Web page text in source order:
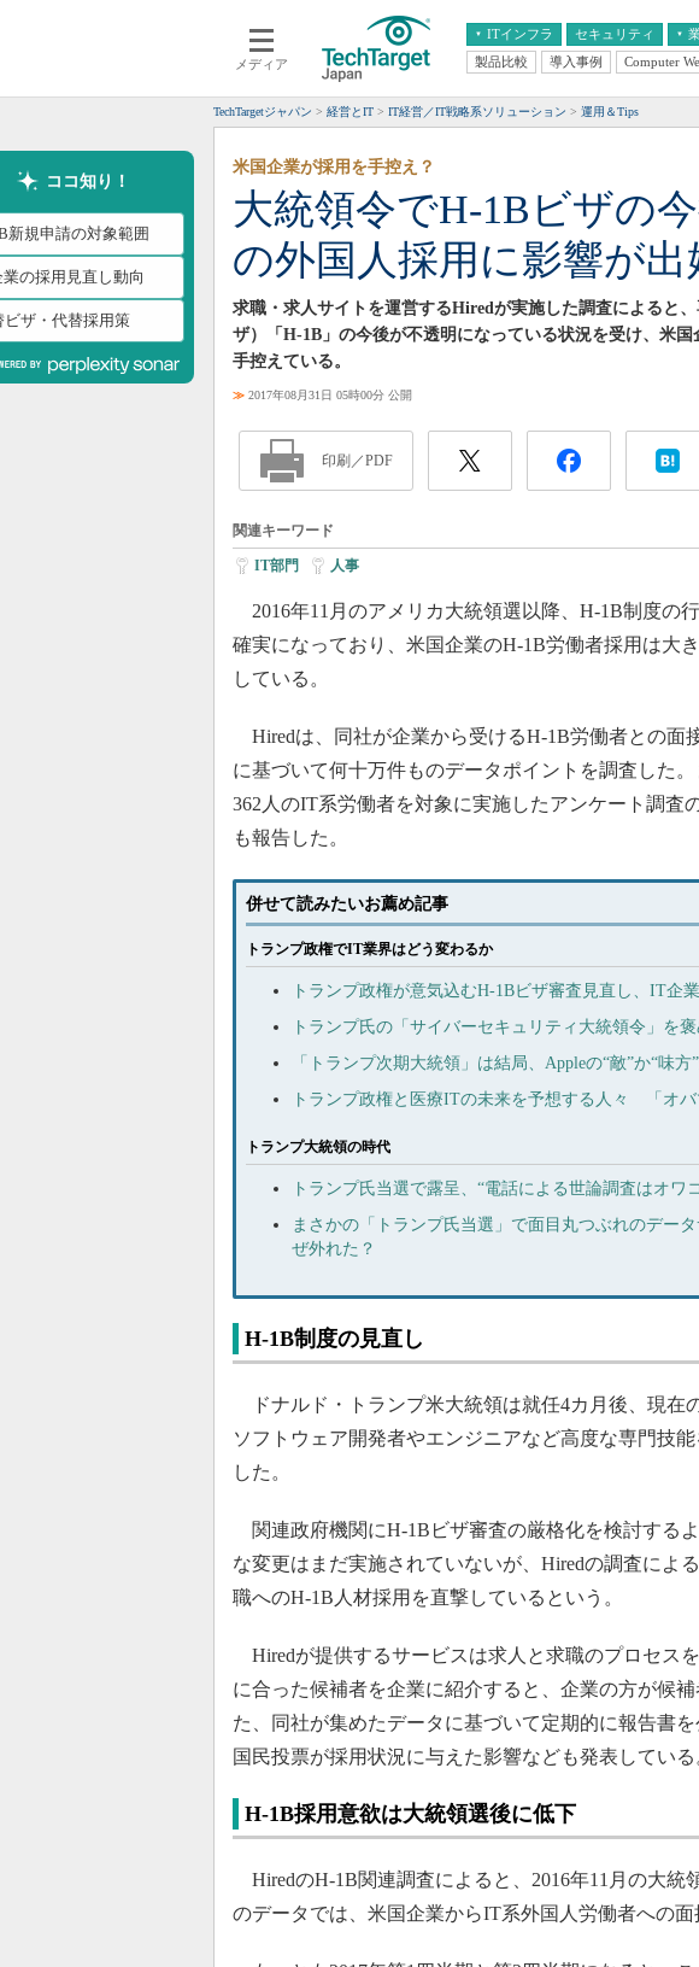
メディア
ITインフラ
クラウド
スマートモバイル
ネットワーク
システム運用管理
セキュリティ
エンタープライズAI
ERP
情報系システム
経営とIT
製品比較 導入事例 Computer
TechTargetジャパン 経営とIT IT経営／IT戦略系ソリューション 運用＆Tips
ココ知り！
新規申請の対象範囲
の採用見直し動向
ビザ・代替採用策
大統領令でH-1Bビザの
の外国人採用に影響が出
米国企業が採用を手控え？
求職・求人サイトを運営するHiredが実施した調査によると
ザ）「H-1B」の今後が不透明になっている状況を受け、米
手控えている。
≫ 2017年08月31日 05時00分 公開
印刷／PDF
関連キーワード
IT部門 人事
2016年11月のアメリカ大統領選以降、H-1B制度の
確実になっており、米国企業のH-1B労働者採用は大
している。
Hiredは、同社が企業から受けるH-1B労働者との面
に基づいて何十万件ものデータポイントを調査した。
362人のIT系労働者を対象に実施したアンケート調査
も報告した。
併せて読みたいお薦め記事
トランプ政権でIT業界はどう変わるか
トランプ政権が意気込むH-1Bビザ審査見直し、IT企
トランプ氏の「サイバーセキュリティ大統領令」を
「トランプ次期大統領」は結局、Appleの“敵”か“味方
トランプ政権と医療ITの未来を予想する人々 「オ
トランプ大統領の時代
トランプ氏当選で露呈、“電話による世論調査はオワ
まさかの「トランプ氏当選」で面目丸つぶれのデー
ぜ外れた？
H-1B制度の見直し
ドナルド・トランプ米大統領は就任4カ月後、現在
ソフトウェア開発者やエンジニアなど高度な専門技
した。
関連政府機関にH-1Bビザ審査の厳格化を検討する
な変更はまだ実施されていないが、Hiredの調査によ
職へのH-1B人材採用を直撃しているという。
Hiredが提供するサービスは求人と求職のプロセス
に合った候補者を企業に紹介すると、企業の方が候
た、同社が集めたデータに基づいて定期的に報告書
国民投票が採用状況に与えた影響なども発表している
H-1B採用意欲は大統領選後に低下
HiredのH-1B関連調査によると、2016年11月の大統
のデータでは、米国企業からIT系外国人労働者への面